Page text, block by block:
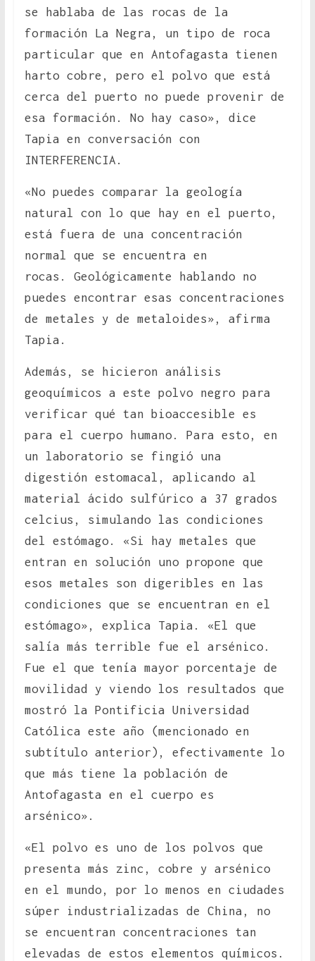
se hablaba de las rocas de la
formación La Negra, un tipo de roca
particular que en Antofagasta tienen
harto cobre, pero el polvo que está
cerca del puerto no puede provenir de
esa formación. No hay caso», dice
Tapia en conversación con
INTERFERENCIA.
«No puedes comparar la geología
natural con lo que hay en el puerto,
está fuera de una concentración
normal que se encuentra en
rocas. Geológicamente hablando no
puedes encontrar esas concentraciones
de metales y de metaloides», afirma
Tapia.
Además, se hicieron análisis
geoquímicos a este polvo negro para
verificar qué tan bioaccesible es
para el cuerpo humano. Para esto, en
un laboratorio se fingió una
digestión estomacal, aplicando al
material ácido sulfúrico a 37 grados
celcius, simulando las condiciones
del estómago. «Si hay metales que
entran en solución uno propone que
esos metales son digeribles en las
condiciones que se encuentran en el
estómago», explica Tapia. «El que
salía más terrible fue el arsénico.
Fue el que tenía mayor porcentaje de
movilidad y viendo los resultados que
mostró la Pontificia Universidad
Católica este año (mencionado en
subtítulo anterior), efectivamente lo
que más tiene la población de
Antofagasta en el cuerpo es
arsénico».
«El polvo es uno de los polvos que
presenta más zinc, cobre y arsénico
en el mundo, por lo menos en ciudades
súper industrializadas de China, no
se encuentran concentraciones tan
elevadas de estos elementos químicos.